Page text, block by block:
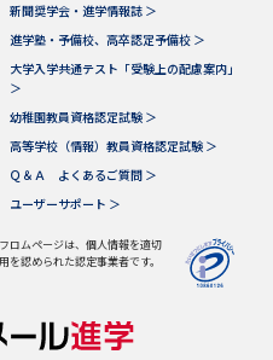
新聞奨学会・進学情報誌 ＞
進学塾・予備校、高卒認定予備校 ＞
大学入学共通テスト「受験上の配慮案内」
＞
幼稚園教員資格認定試験 ＞
高等学校（情報）教員資格認定試験 ＞
Ｑ＆Ａ よくあるご質問 ＞
ユーザーサポート ＞
ロムページは、個人情報を適切
認められた認定事業者です。